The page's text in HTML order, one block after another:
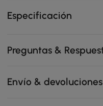
Cuenta con frentes de
Contiene nueve
Especificación
Preguntas &
Envío & devoluciones